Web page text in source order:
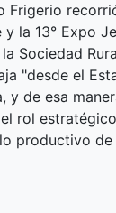
Frigerio
la 13° Expo
Sociedad
"desde el
y de esa
rol
productivo de